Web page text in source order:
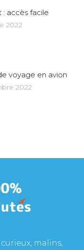
: accès facile
2022
voyage en avion
2022
curieux, malins,